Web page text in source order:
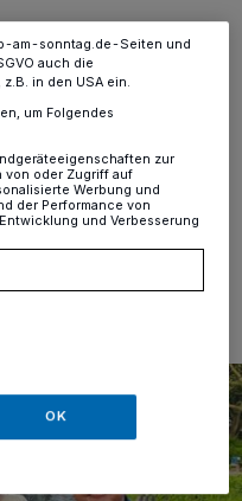
„Sicherheit für
die Organisatorinnen
Vortrag der
älterer
am-sonntag.de-Seiten und
auch die
in den USA ein.
um Folgendes
zur
von oder Zugriff auf
Werbung und
der Performance von
und Verbesserung
OK